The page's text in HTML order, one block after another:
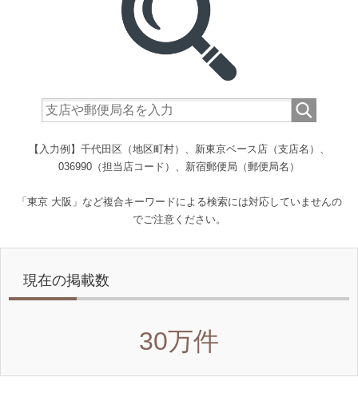
【入力例】千代田区（地区町村）、新東京ベース店（支店名）、
036990（担当店コード）、新宿郵便局（郵便局名）
「東京 大阪」など複合キーワードによる検索には対応していませんの
でご注意ください。
現在の掲載数
30万件